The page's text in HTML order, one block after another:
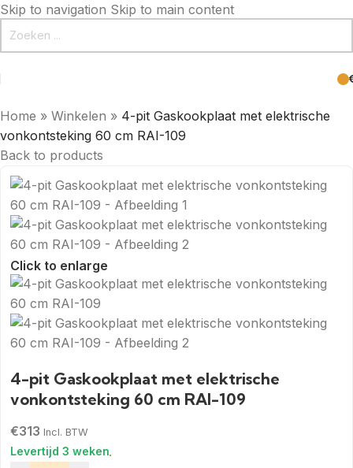
Skip to navigation Skip to main content
Home » Winkelen » 4-pit Gaskookplaat met elektrische
vonkontsteking 60 cm RAI-109
Back to products
Click to enlarge
4-pit Gaskookplaat met elektrische
vonkontsteking 60 cm RAI-109
€313 Incl. BTW